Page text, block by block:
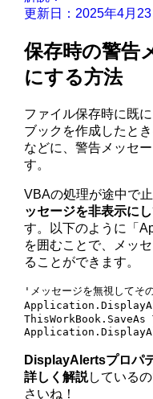
更新日：2025年4月23
保存時の警告
にする方法
ファイル保存時に既
ブックを作成したと
などに、警告メッセ
す。
VBAの処理が途中で
ッセージを非表示に
す。以下のように「
を囲むことで、メッ
ることができます。
'メッセージを無視してそ
DisplayAlertsプロパ
詳しく解説している
さいね！